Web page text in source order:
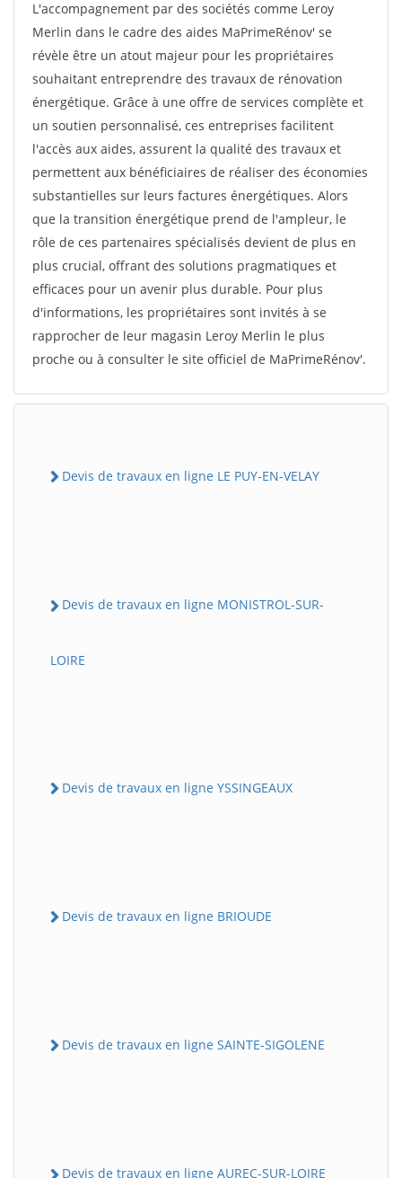
L'accompagnement par des sociétés comme Leroy
Merlin dans le cadre des aides MaPrimeRénov' se
révèle être un atout majeur pour les propriétaires
souhaitant entreprendre des travaux de rénovation
énergétique. Grâce à une offre de services complète et
un soutien personnalisé, ces entreprises facilitent
l'accès aux aides, assurent la qualité des travaux et
permettent aux bénéficiaires de réaliser des économies
substantielles sur leurs factures énergétiques. Alors
que la transition énergétique prend de l'ampleur, le
rôle de ces partenaires spécialisés devient de plus en
plus crucial, offrant des solutions pragmatiques et
efficaces pour un avenir plus durable. Pour plus
d'informations, les propriétaires sont invités à se
rapprocher de leur magasin Leroy Merlin le plus
proche ou à consulter le site officiel de MaPrimeRénov'.
Devis de travaux en ligne LE PUY-EN-VELAY
Devis de travaux en ligne MONISTROL-SUR-
LOIRE
Devis de travaux en ligne YSSINGEAUX
Devis de travaux en ligne BRIOUDE
Devis de travaux en ligne SAINTE-SIGOLENE
Devis de travaux en ligne AUREC-SUR-LOIRE